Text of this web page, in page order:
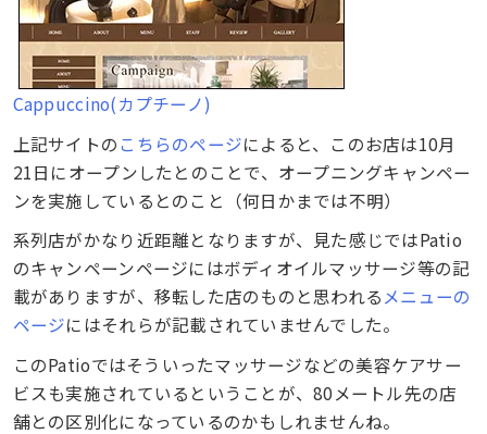
Cappuccino(カプチーノ)
上記サイトの こちらのページによると、このお店は10月
21日にオープンしたとのことで、オープニングキャンペー
ンを実施しているとのこと（何日かまでは不明）
系列店がかなり近距離となりますが、見た感じではPatio
のキャンペーンページにはボディオイルマッサージ等の記
載がありますが、移転した店のものと思われる メニューの
ページにはそれらが記載されていませんでした。
このPatioではそういったマッサージなどの美容ケアサー
ビスも実施されているということが、80メートル先の店
舗との区別化になっているのかもしれませんね。